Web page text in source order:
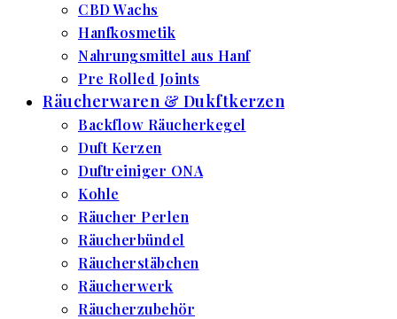
CBD Wachs
Hanfkosmetik
Nahrungsmittel aus Hanf
Pre Rolled Joints
Räucherwaren & Dukftkerzen
Backflow Räucherkegel
Duft Kerzen
Duftreiniger ONA
Kohle
Räucher Perlen
Räucherbündel
Räucherstäbchen
Räucherwerk
Räucherzubehör